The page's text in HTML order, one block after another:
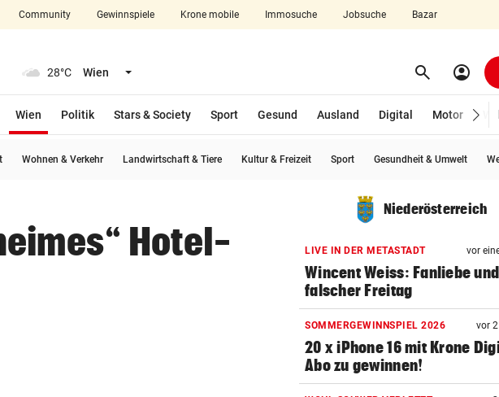
closeSchließen
arrow_right
Community Gewinnspiele Krone mobile Immosuche Jobsuche Bazar
28°C Wien Menü aufklappen search Suchen
account_circle
Wien
Politik
Stars & Society Sport Gesund Ausland Digital Motor
Wohnen & Verkehr Landwirtschaft & Tiere Kultur & Freizeit Sport Gesundheit & Umwelt
Hotel-
Niederösterreich
LIVE IN DER METASTADT vor
Wincent Weiss: Fanliebe
falscher Freitag
SOMMERGEWINNSPIEL 2026 vor
20 x iPhone 16 mit Krone
Abo zu gewinnen!